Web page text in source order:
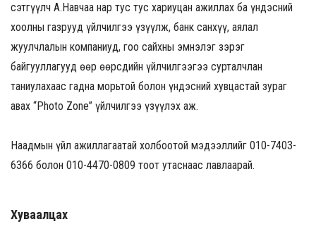
сэтгүүлч А.Навчаа нар тус тус хариуцан ажиллах ба үндэсний
хоолны газрууд үйлчилгээ үзүүлж, банк санхүү, аялал
жуулчлалын компаниуд, гоо сайхны эмнэлэг зэрэг
байгууллагууд өөр өөрсдийн үйлчилгээгээ сурталчлан
таниулахаас гадна морьтой болон үндэсний хувцастай зураг
авах “Photo Zone” үйлчилгээ үзүүлэх аж.
Наадмын үйл ажиллагаатай холбоотой мэдээллийг 010-7403-
6366 болон 010-4470-0809 тоот утаснаас лавлаарай.
Хуваалцах